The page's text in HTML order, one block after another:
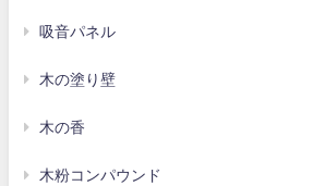
吸音パネル
木の塗り壁
木の香
木粉コンパウンド